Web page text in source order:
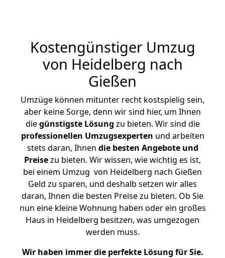
Kostengünstiger Umzug
von Heidelberg nach
Gießen
Umzüge können mitunter recht kostspielig sein,
aber keine Sorge, denn wir sind hier, um Ihnen
diegünstigste Lösung zu bieten. Wir sind die
professionellen Umzugsexperten und arbeiten
stets daran, Ihnen die besten Angebote und
Preisezu bieten. Wir wissen, wie wichtig es ist,
bei einem Umzug von Heidelberg nach Gießen
Geld zu sparen, und deshalb setzen wir alles
daran, Ihnen die besten Preise zu bieten. Ob Sie
nun eine kleine Wohnung haben oder ein großes
Haus in Heidelberg besitzen, was umgezogen
werden muss.
Wir haben immer die perfekte Lösung für Sie.